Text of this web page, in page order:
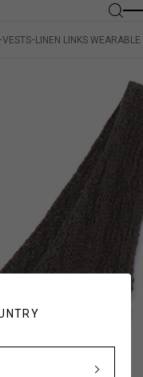
VESTS LINEN LINKS